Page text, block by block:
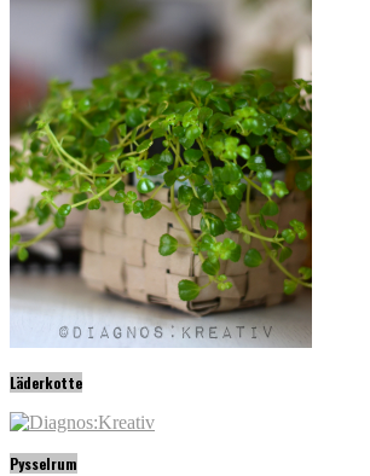
Läderkotte
Pysselrum